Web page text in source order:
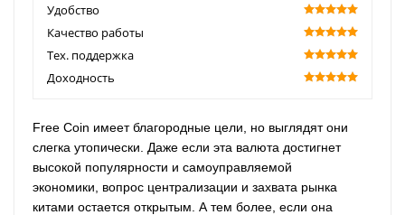
Удобство
100
Качество работы
100
Тех. поддержка
100
Доходность
Free Coin имеет благородные цели, но выглядят они
слегка утопически. Даже если эта валюта достигнет
высокой популярности и самоуправляемой
экономики, вопрос централизации и захвата рынка
китами остается открытым. А тем более, если она